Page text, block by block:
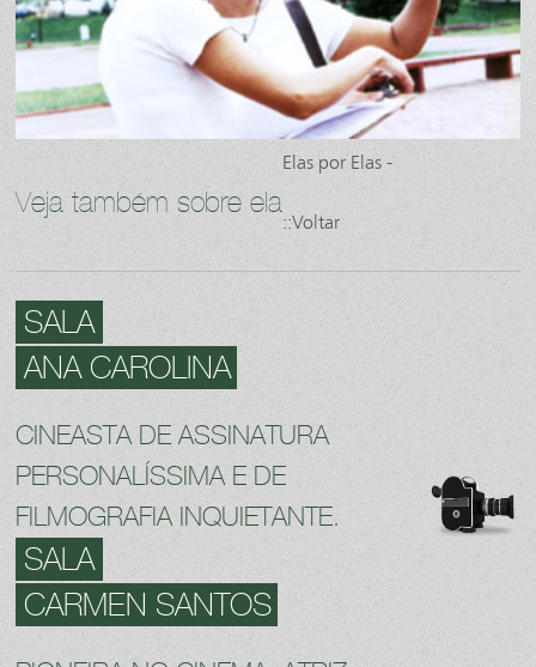
Veja também sobre ela
Elas por Elas -
::Voltar
SALA
ANA CAROLINA
CINEASTA DE ASSINATURA
PERSONALÍSSIMA E DE
FILMOGRAFIA INQUIETANTE.
SALA
CARMEN SANTOS